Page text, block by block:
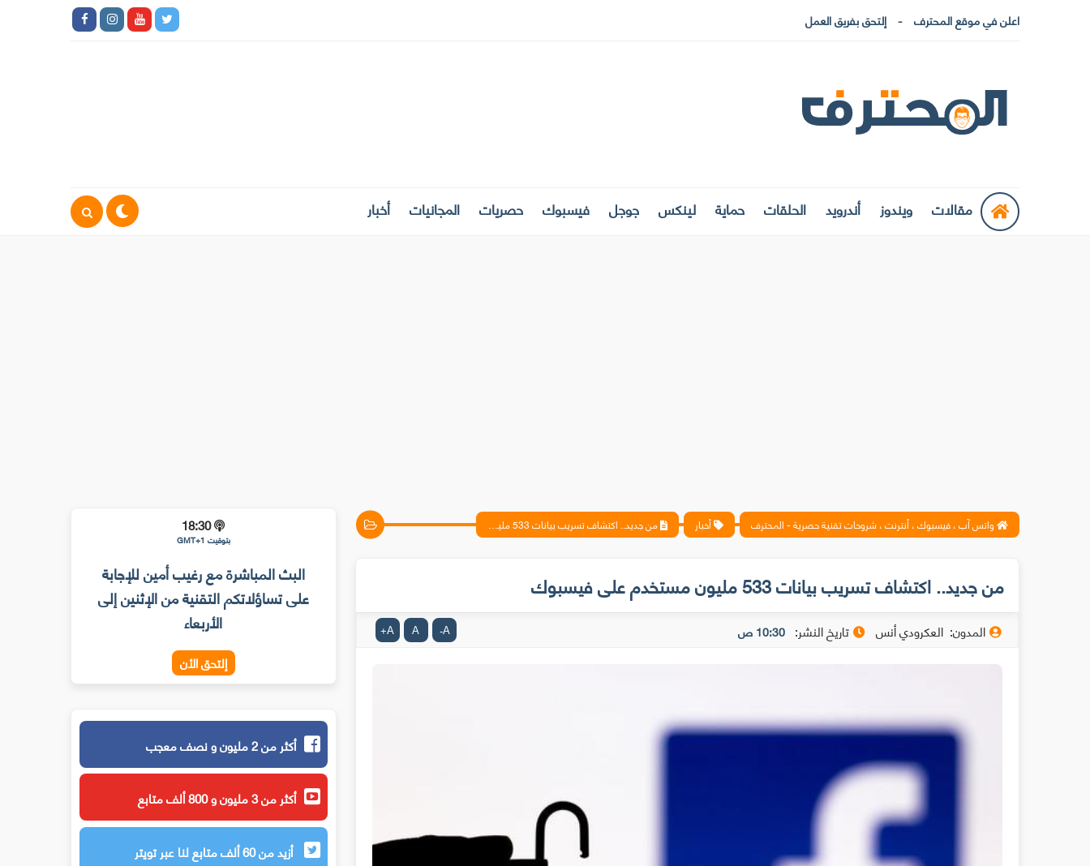
اعلن في موقع المحترف إلتحق بفريق العمل
مقالات ويندوز أندرويد الحلقات حماية لينكس جوجل فيسبوك حصريات المجانيات أخبار
واتس آب ، فيسبوك ، أنترنت ، شروحات تقنية حصرية - المحترف أخبار من جديد.. اكتشاف تسريب بيانات 533 مليون مستخدم على فيسبوك
من جديد.. اكتشاف تسريب بيانات 533 مليون مستخدم على فيسبوك
المدون: العكرودي أنس تاريخ النشر: 10:30 ص A
-
A
A
+
18:30
بتوقيت GMT+1
البث المباشرة مع رغيب أمين للإجابة
على تساؤلاتكم التقنية من الإثنين إلى
الأربعاء
إلتحق الأن
أكثر من 2 مليون و نصف معجب
أكثر من 3 مليون و 800 ألف متابع
أزيد من 60 ألف متابع لنا عبر تويتر